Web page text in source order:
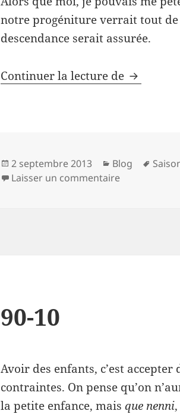
notre progéniture verrait tout
descendance serait assurée.
Continuer la lecture de La
Publié
le
2 septembre 2013 Catégories
Blog
Mots-
Laisser un commentairesur La
90-10
Avoir des enfants, c’est accepter
contraintes. On pense qu’on
la petite enfance, mais que nenni